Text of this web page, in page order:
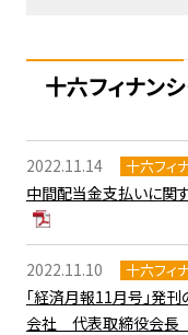
十六フィナン
2022.11.14 十六フィ
中間配当金支払いに関
2022.11.10 十六フィ
「経済月報11月号」発
会社 代表取締役会長